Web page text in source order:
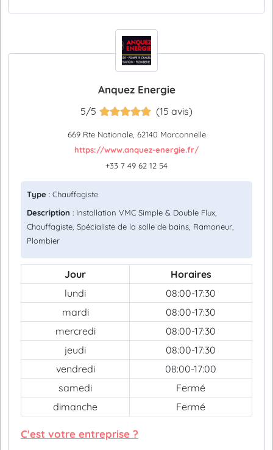
Anquez Energie
5/5 (15 avis)
669 Rte Nationale, 62140 Marconnelle
https://www.anquez-energie.fr/
+33 7 49 62 12 54
Type : Chauffagiste
Description : Installation VMC Simple & Double Flux,
Chauffagiste, Spécialiste de la salle de bains, Ramoneur,
Plombier
Jour
Horaires
lundi
08:00-17:30
mardi
08:00-17:30
mercredi
08:00-17:30
jeudi
08:00-17:30
vendredi
08:00-17:00
samedi
Fermé
dimanche
Fermé
C'est votre entreprise ?